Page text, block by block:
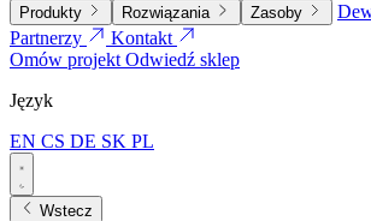
Produkty Rozwiązania Zasoby
Partnerzy
Kontakt
Omów projektOdwiedź sklep
Język
EN CS DE SK PL
Wstecz